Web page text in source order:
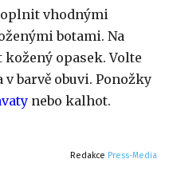
vhodnými
botami. Na
opasek. Volte
barvě obuvi. Ponožky
nebo kalhot.
Redakce Press-Media